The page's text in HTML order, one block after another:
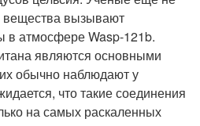
вещества вызывают
атмосфере Wasp-121b.
являются основными
обычно наблюдают у
что такие соединения
на самых раскаленных